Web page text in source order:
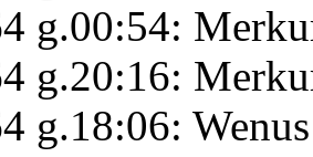
g.00:54:
g.20:16:
g.18:06: